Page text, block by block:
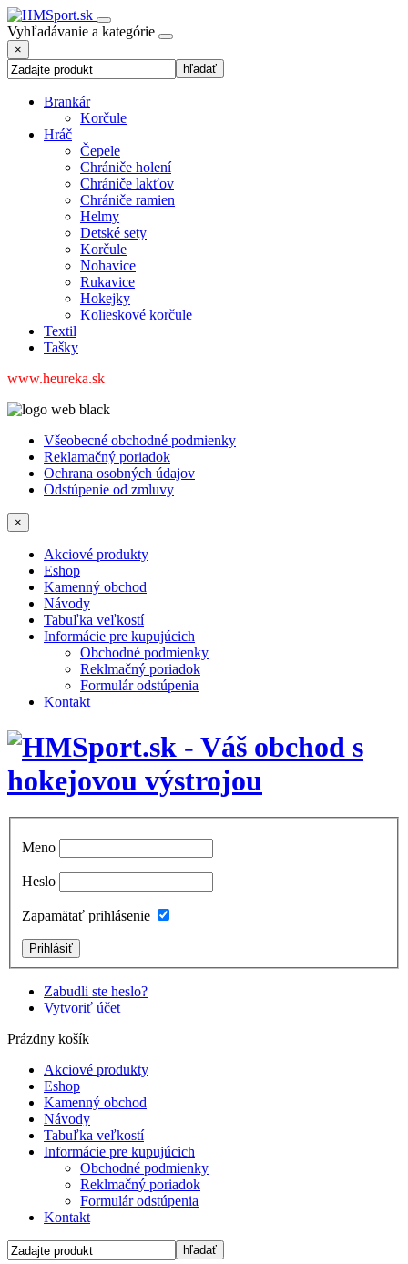
Vyhľadávanie a kategórie
×
Brankár
Korčule
Hráč
Čepele
Chrániče holení
Chrániče lakťov
Chrániče ramien
Helmy
Detské sety
Korčule
Nohavice
Rukavice
Hokejky
Kolieskové korčule
Textil
Tašky
www.heureka.sk
Všeobecné obchodné podmienky
Reklamačný poriadok
Ochrana osobných údajov
Odstúpenie od zmluvy
×
Akciové produkty
Eshop
Kamenný obchod
Návody
Tabuľka veľkostí
Informácie pre kupujúcich
Obchodné podmienky
Reklmačný poriadok
Formulár odstúpenia
Kontakt
Meno
Heslo
Zapamätať prihlásenie
Zabudli ste heslo?
Vytvoriť účet
Prázdny košík
Akciové produkty
Eshop
Kamenný obchod
Návody
Tabuľka veľkostí
Informácie pre kupujúcich
Obchodné podmienky
Reklmačný poriadok
Formulár odstúpenia
Kontakt